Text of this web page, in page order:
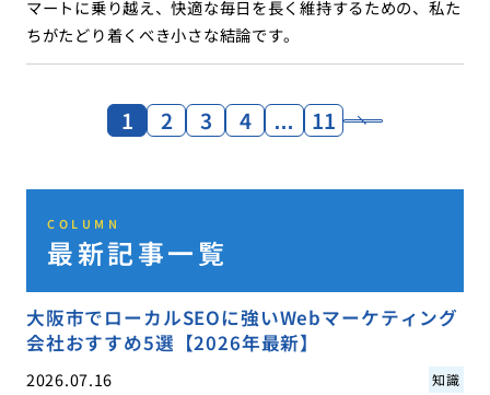
マートに乗り越え、快適な毎日を長く維持するための、私た
ちがたどり着くべき小さな結論です。
1 2 3 4 … 11
COLUMN
最新記事一覧
大阪市でローカルSEOに強いWebマーケティング
会社おすすめ5選【2026年最新】
2026.07.16 知識